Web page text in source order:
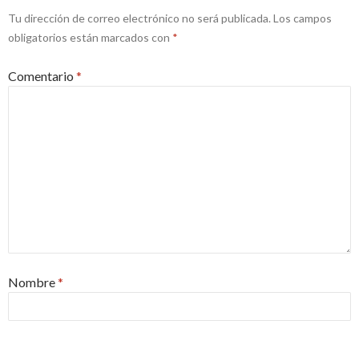
Tu dirección de correo electrónico no será publicada. Los campos
obligatorios están marcados con *
Comentario *
Nombre*